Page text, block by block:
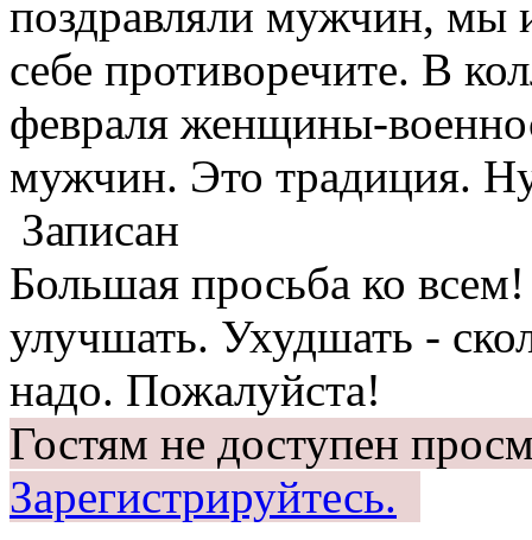
поздравляли мужчин, мы
себе противоречите. В
февраля женщины-
мужчин. Это традиция.
Записан
Большая просьба ко
улучшать. Ухудшать -
надо. Пожалуйста!
Гостям не доступен
Зарегистрируйтесь.